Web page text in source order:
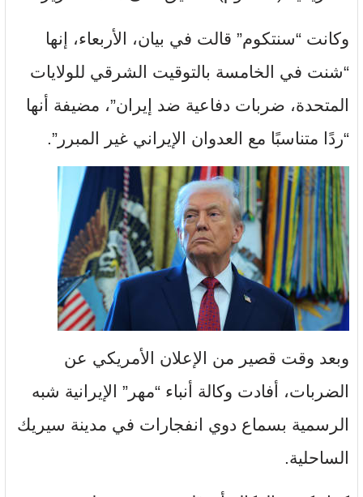
وكانت “سنتكوم” قالت في بيان، الأربعاء، إنها
“شنت في الخامسة بالتوقيت الشرقي للولايات
المتحدة، ضربات دفاعية ضد إيران”، مضيفة أنها
“ردًا متناسبًا مع العدوان الإيراني غير المبرر”.
وبعد وقت قصير من الإعلان الأمريكي عن
الضربات، أفادت وكالة أنباء “مهر” الإيرانية شبه
الرسمية بسماع دوي انفجارات في مدينة سيريك
الساحلية.